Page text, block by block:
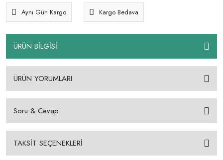
Aynı Gün Kargo Kargo Bedava
ÜRÜN BİLGİSİ
ÜRÜN YORUMLARI
Soru & Cevap
TAKSİT SEÇENEKLERİ